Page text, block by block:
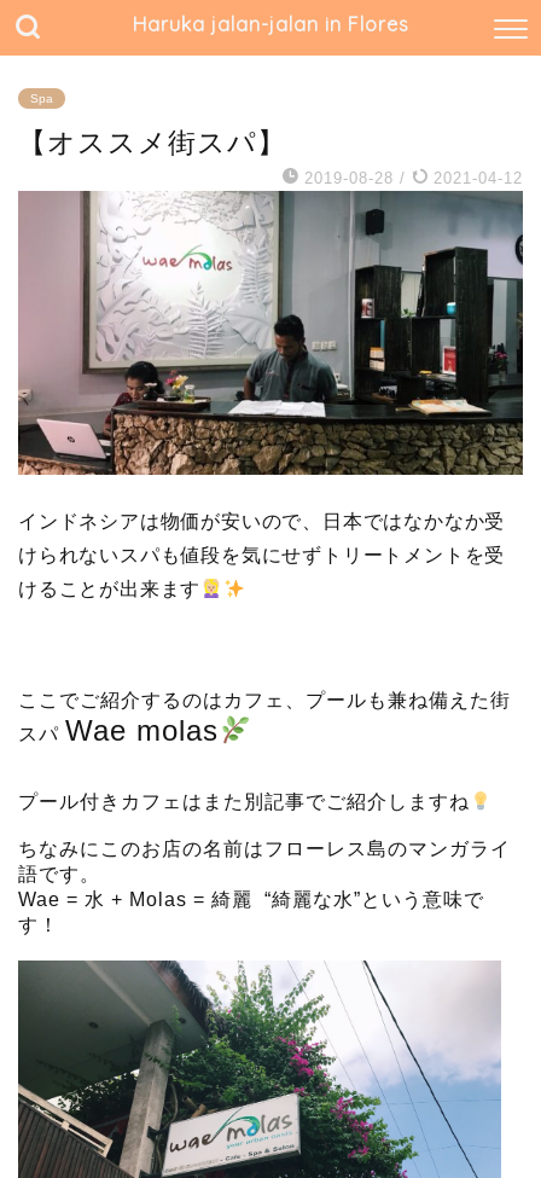
Haruka jalan-jalan in Flores
Spa
【オススメ街スパ】
2019-08-28 / 2021-04-12
インドネシアは物価が安いので、日本ではなかなか受
けられないスパも値段を気にせずトリートメントを受
けることが出来ます
ここでご紹介するのはカフェ、プールも兼ね備えた街
スパ Wae molas
プール付きカフェはまた別記事でご紹介しますね
ちなみにこのお店の名前はフローレス島のマンガライ
語です。
Wae = 水 + Molas = 綺麗 “綺麗な水”という意味で
す！